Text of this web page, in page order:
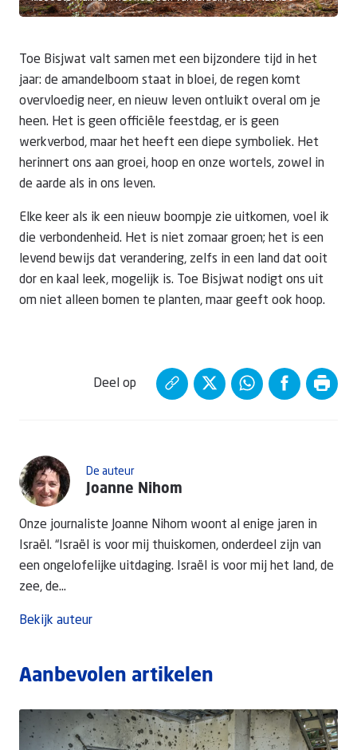
Toe Bisjwat valt samen met een bijzondere tijd in het
jaar: de amandelboom staat in bloei, de regen komt
overvloedig neer, en nieuw leven ontluikt overal om je
heen. Het is geen officiële feestdag, er is geen
werkverbod, maar het heeft een diepe symboliek. Het
herinnert ons aan groei, hoop en onze wortels, zowel in
de aarde als in ons leven.
Elke keer als ik een nieuw boompje zie uitkomen, voel ik
die verbondenheid. Het is niet zomaar groen; het is een
levend bewijs dat verandering, zelfs in een land dat ooit
dor en kaal leek, mogelijk is. Toe Bisjwat nodigt ons uit
om niet alleen bomen te planten, maar geeft ook hoop.
De auteur
Joanne Nihom
Onze journaliste Joanne Nihom woont al enige jaren in
Israël. “Israël is voor mij thuiskomen, onderdeel zijn van
een ongelofelijke uitdaging. Israël is voor mij het land, de
zee, de...
Bekijk auteur
Deel op
Aanbevolen artikelen